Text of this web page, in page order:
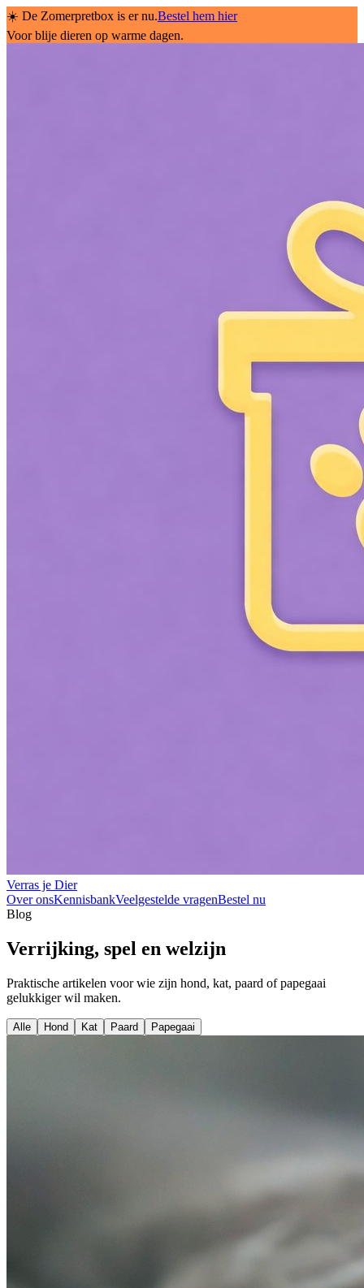
☀️ De Zomerpretbox is er nu.Bestel hem hier
Voor blije dieren op warme dagen.
Verras je Dier
Over onsKennisbankVeelgestelde vragenBestel nu
Blog
Verrijking, spel en welzijn
Praktische artikelen voor wie zijn hond, kat, paard of papegaai
gelukkiger wil maken.
Alle Hond Kat Paard Papegaai